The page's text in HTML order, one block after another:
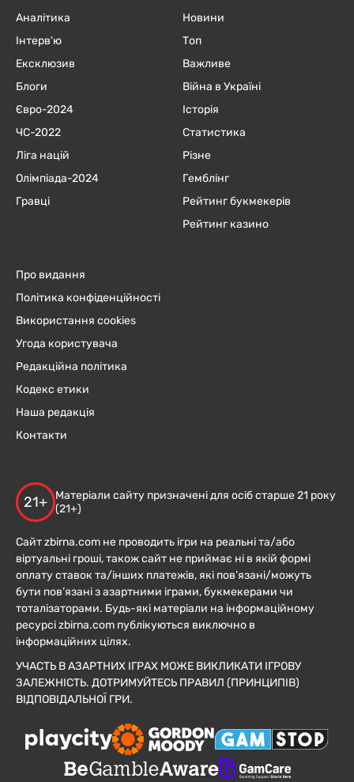
Аналітика
Інтерв'ю
Ексклюзив
Блоги
Євро-2024
ЧC-2022
Ліга націй
Олімпіада-2024
Гравці
Новини
Топ
Важливе
Війна в Україні
Історія
Статистика
Різне
Гемблінг
Рейтинг букмекерів
Рейтинг казино
Про видання
Політика конфіденційності
Використання cookies
Угода користувача
Редакційна політика
Кодекс етики
Наша редакція
Контакти
21+
Матеріали сайту призначені для осіб старше 21 року
(21+)
Сайт zbirna.com не проводить ігри на реальні та/або
віртуальні гроші, також сайт не приймає ні в якій формі
оплату ставок та/інших платежів, які пов’язані/можуть
бути пов’язані з азартними іграми, букмекерами чи
тоталізаторами. Будь-які матеріали на інформаційному
ресурсі zbirna.com публікуються виключно в
інформаційних цілях.
УЧАСТЬ В АЗАРТНИХ ІГРАХ МОЖЕ ВИКЛИКАТИ ІГРОВУ
ЗАЛЕЖНІСТЬ. ДОТРИМУЙТЕСЬ ПРАВИЛ (ПРИНЦИПІВ)
ВІДПОВІДАЛЬНОЇ ГРИ.